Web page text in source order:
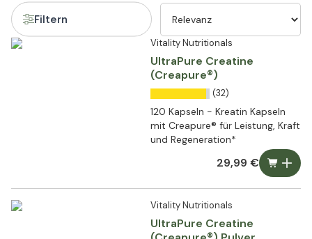
Filtern
Vitality Nutritionals
UltraPure Creatine
(Creapure®)
(32)
120 Kapseln - Kreatin Kapseln
mit Creapure® für Leistung, Kraft
und Regeneration*
29,99 €
Vitality Nutritionals
UltraPure Creatine